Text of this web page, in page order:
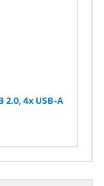
2.0, 4x USB-A